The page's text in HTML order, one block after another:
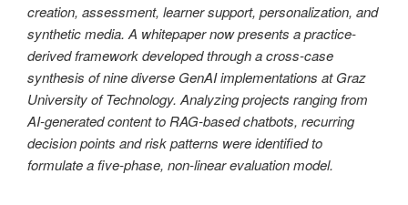
creation, assessment, learner support, personalization, and
synthetic media. A whitepaper now presents a practice-
derived framework developed through a cross-case
synthesis of nine diverse GenAI implementations at Graz
University of Technology. Analyzing projects ranging from
AI-generated content to RAG-based chatbots, recurring
decision points and risk patterns were identified to
formulate a five-phase, non-linear evaluation model.